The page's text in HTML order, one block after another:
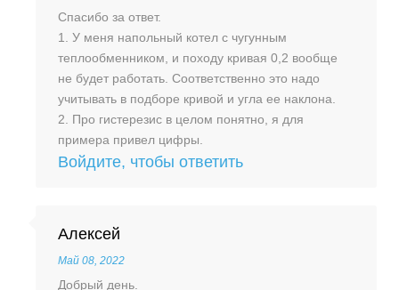
Спасибо за ответ.
1. У меня напольный котел с чугунным
теплообменником, и походу кривая 0,2 вообще
не будет работать. Соответственно это надо
учитывать в подборе кривой и угла ее наклона.
2. Про гистерезис в целом понятно, я для
примера привел цифры.
Войдите, чтобы ответить
Алексей
Май 08, 2022
Добрый день.